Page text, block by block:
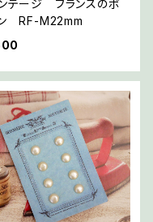
テージ フランスのボ
RF-M22mm